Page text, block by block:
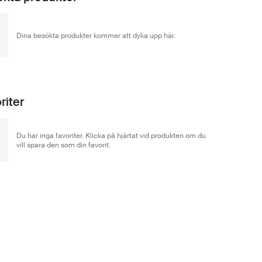
Dina besökta produkter kommer att dyka upp här.
Du har inga favoriter. Klicka på hjärtat vid produkten om du
vill spara den som din favorit.